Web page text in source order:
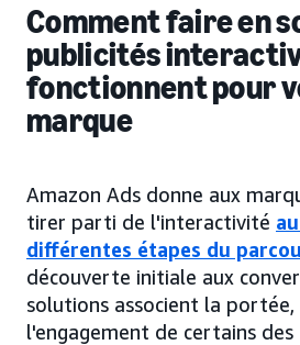
Comment faire en
publicités
fonctionnent pour
marque
Amazon Ads donne aux
tirer parti de l'interactivité
différentes étapes du
découverte initiale aux
solutions associent la
l'engagement de certains des